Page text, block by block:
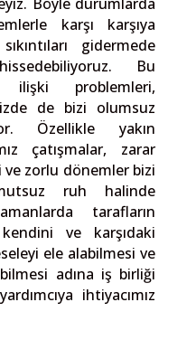
karşı karşıya
gidermede
Bu
ilişki problemleri,
de bizi olumsuz
Özellikle yakın
çatışmalar, zarar
zorlu dönemler bizi
ruh halinde
tarafların
ve karşıdaki
ele alabilmesi ve
adına iş birliği
ihtiyacımız